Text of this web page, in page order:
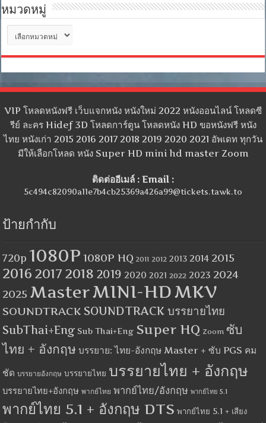
หมวดหมู่
หมวด
หมู่
VIP โหลดหนังฟรี เว็บแจกหนัง หนังใหม่ 2022 หนังออนไลน์ โหลดซี
รีย์ ละคร Hidef 3D โหลดการ์ตูน โหลดหนัง HD ขอหนังฟรี หนัง
ไทย หนังเก่า 2015 2016 2017 2018 2019 2020 2021 อัพเดท ทุกวัน
มีให้เลือกโหลด หนัง Super HD mini hd master Zoom
ติดต่ออีเมล์ : Email :
5c494c82090a11e7b4cb25369a426a99@tickets.tawk.to
ป้ายกำกับ
720p 1080P 1080P HQ 2011 2012 2013 2014 2015
2016 2017 2018 2019 2020 2021 2022 2023 2024
2025 MasterMINI-HDMKV
SOUNDTRACK SOUNDTRACK บรรยายไทย
SubThai+Eng Sub Thai+Eng Super HQ Zoom ซับ
ไทย + อังกฤษ บรรยาย: ไทย-อังกฤษ Master + ซับ PGS คม
ชัด บรรยายอังกฤษ บรรยายไทย บรรยายไทย + อังกฤษ
บรรยายไทย+อังกฤษ พากย์ไทย พากย์ไทย/อังกฤษ พากย์ไทย 5.1
พากย์ไทย 5.1 + อังกฤษ DTS พากย์ไทย 5.1 + เสียง